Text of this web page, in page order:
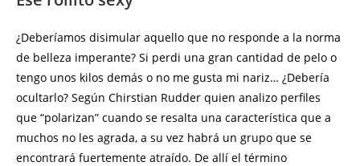
¿Deberíamos disimular aquello que no responde a la norma
de belleza imperante? Si perdi una gran cantidad de pelo o
tengo unos kilos demás o no me gusta mi nariz… ¿Debería
ocultarlo? Según Chirstian Rudder quien analizo perfiles
que “polarizan” cuando se resalta una característica que a
muchos no les agrada, a su vez habrá un grupo que se
encontrará fuertemente atraído. De allí el término